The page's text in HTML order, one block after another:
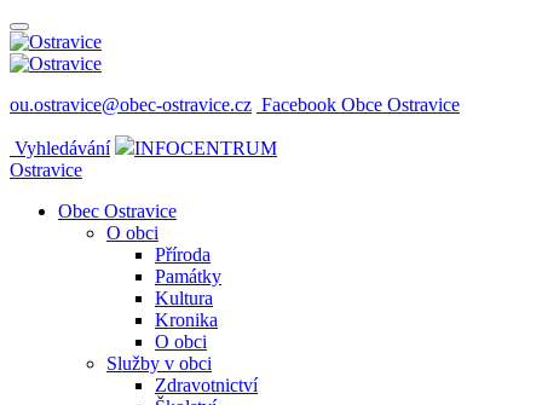
ou.ostravice@obec-ostravice.cz Facebook Obce Ostravice
Vyhledávání
INFOCENTRUM
Ostravice
Obec Ostravice
O obci
Příroda
Památky
Kultura
Kronika
O obci
Služby v obci
Zdravotnictví